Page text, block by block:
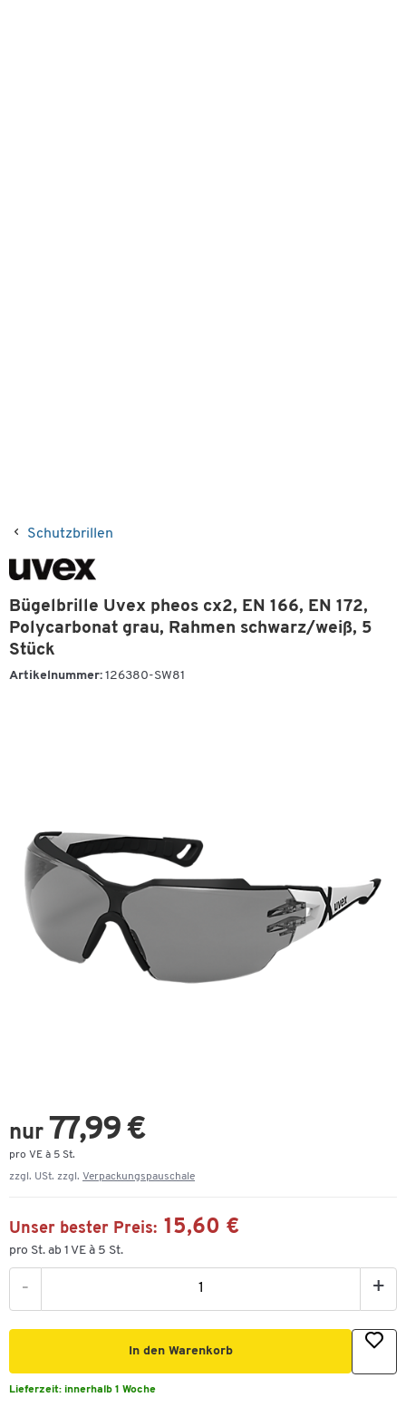
Schutzbrillen
Bügelbrille Uvex pheos cx2, EN 166, EN 172,
Polycarbonat grau, Rahmen schwarz/weiß, 5
Stück
Artikelnummer: 126380-SW81
nur 77,99 €
pro VE à 5 St.
zzgl. USt. zzgl. Verpackungspauschale
Unser bester Preis: 15,60 €
pro St. ab 1 VE à 5 St.
- +
In den Warenkorb
Lieferzeit: innerhalb 1 Woche